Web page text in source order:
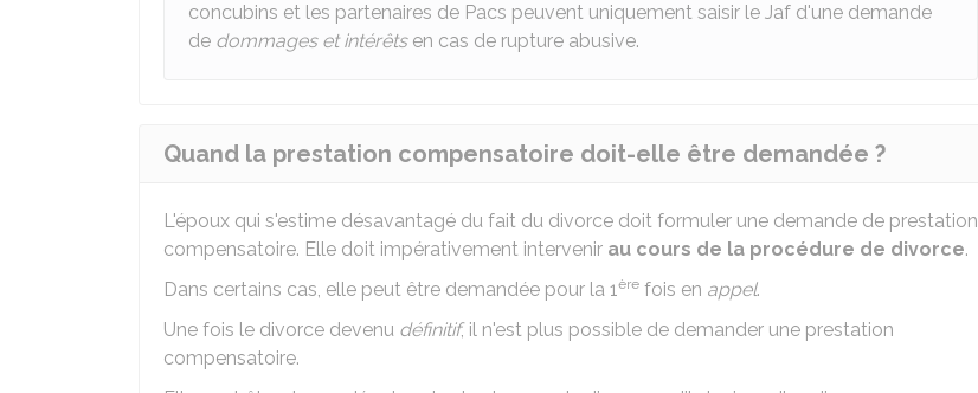
concubins et les partenaires de Pacs peuvent uniquement saisir le Jaf d'une demande
de dommages et intérêtsen cas de rupture abusive.
Quand la prestation compensatoire doit-elle être demandée ?
L'époux qui s'estime désavantagé du fait du divorce doit formuler une demande de prestation
compensatoire. Elle doit impérativement intervenir au cours de la procédure de divorce.
Dans certains cas, elle peut être demandée pour la 1ère fois en appel.
Une fois le divorce devenu définitif, il n'est plus possible de demander une prestation
compensatoire.